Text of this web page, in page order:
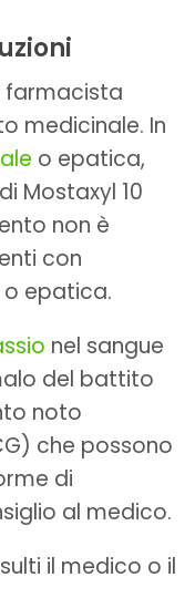
farmacista
medicinale. In
o epatica,
Mostaxyl 10
non è
con
epatica.
nel sangue
del battito
noto
che possono
di
al medico.
il medico o il